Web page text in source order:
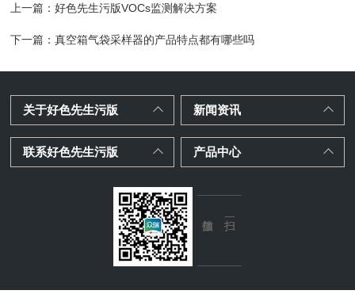
上一篇：好色先生污版VOCs监测解决方案
下一篇：真空箱气袋采样器的产品特点都有哪些吗
关于好色先生污版 新闻资讯
联系好色先生污版 产品中心